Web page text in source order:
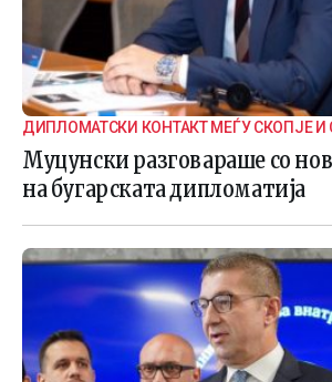
ДИПЛОМАТСКИ КОНТАКТ МЕЃУ СКОПЈЕ
Муцунски разговараше со
на бугарската дипломатија